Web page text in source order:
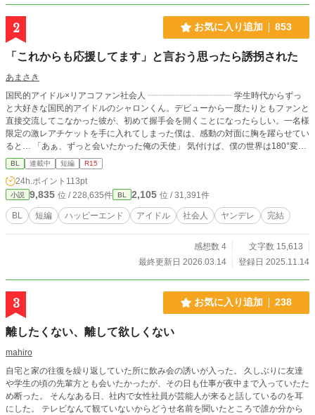
2 お気に入り追加 853
「これからも応援してます」と言おう思ったら誘拐された
あまさき
国民的アイドル×リアコファン社会人 ┈┈┈┈┈┈┈┈┈┈ 学生時代からずっ
と大好きな国民的アイドルのシャロンくん。デビューから一度たりともファンと
直接交流してこなかった彼が、初めて握手会を開くことになったらしい。一名様
限定の激レアチケットを手に入れてしまった僕は、感動の対面に胸を躍らせてい
ると… 「あぁ、ずっと会いたかった俺の天使」 気付けば、僕の世界は180°変わ
ってしまっていた。 ┈┈┈┈┈┈┈┈┈┈ 初めましてです。お手柔らかにお願
いします。 ムーンライトノベルズさんにも掲載しております
BL 連載中 短編 R15
24h.ポイント 113pt
小説 9,835 位 / 228,635件 BL 2,105 位 / 31,391件
BL 短編 ハッピーエンド アイドル 社会人 ヤンデレ 完結
感想数 4
文字数 15,613
最終更新日 2026.03.14
登録日 2025.11.14
3 お気に入り追加 238
離したくない、離して欲しくない
mahiro
自宅と家の往復を繰り返していた所に飲み会の誘いが入った。 久しぶりに友達
や学生の頃の先輩方とも会いたかったが、その日も仕事が夜中まで入っていたた
め断った。 そんなある日、社内で女性社員が芸能人が来ると話しているのを耳
にした。 テレビなんて観ていないからどうせ名前を聞いたところで誰か分から